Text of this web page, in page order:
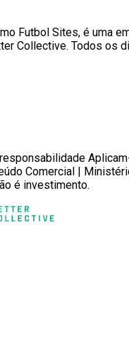
Futbol Sites, é uma
Collective. Todos os
Comercial |
é investimento.